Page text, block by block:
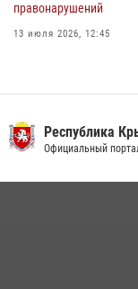
правонарушений
13 июля 2026, 12:45
В Ялте росгвардейцы
Республика
Официальный